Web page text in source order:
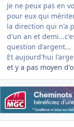
Je ne peux pas en
pour eux qui
la direction qui n'a
d'un an et
question d'argent...
Et aujourd'hui
et y a pas moyen